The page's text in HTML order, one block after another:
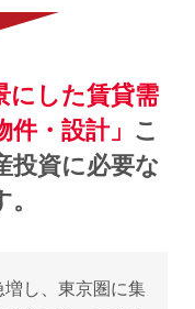
にした賃貸需
件・設計」 こ
投資に必要な
し、東京圏に集